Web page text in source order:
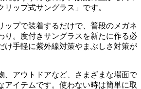
リップ式サングラス」です。
ップで装着するだけで、普段のメガネ
り。度付きサングラスを新たに作る必
け手軽に紫外線対策やまぶしさ対策が
、アウトドアなど、さまざまな場面で
アイテムです。使わない時は簡単に取